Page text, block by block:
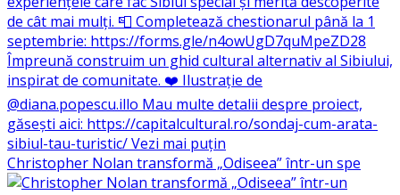
Christopher Nolan transformă „Odiseea” într-un spe